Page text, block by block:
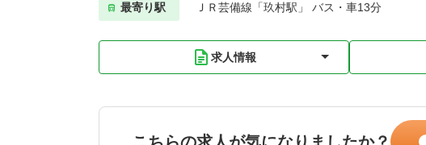
最寄り駅 ＪＲ芸備線「玖村駅」 バス・車13分
求人情報